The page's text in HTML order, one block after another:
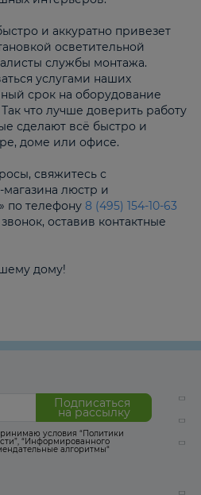
и аккуратно привезет
осветительной
службы монтажа.
услугами наших
срок на оборудование
что лучше доверить работу
сделают всё быстро и
доме или офисе.
свяжитесь с
люстр и
по телефону 8 (495) 154-10-63
оставив контактные
дому!
Подписаться
на рассылку
условия “Политики
, “Информированного
алгоритмы“